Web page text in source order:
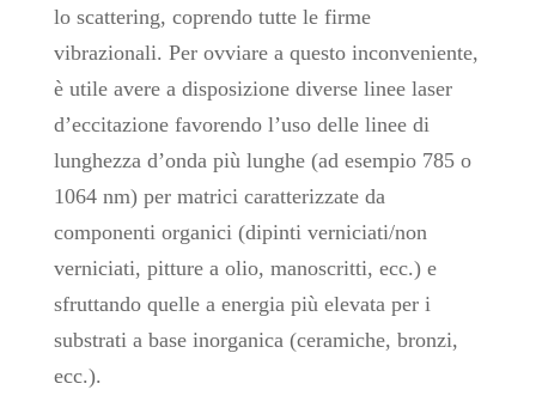
lo scattering, coprendo tutte le firme
vibrazionali. Per ovviare a questo inconveniente,
è utile avere a disposizione diverse linee laser
d’eccitazione favorendo l’uso delle linee di
lunghezza d’onda più lunghe (ad esempio 785 o
1064 nm) per matrici caratterizzate da
componenti organici (dipinti verniciati/non
verniciati, pitture a olio, manoscritti, ecc.) e
sfruttando quelle a energia più elevata per i
substrati a base inorganica (ceramiche, bronzi,
ecc.).